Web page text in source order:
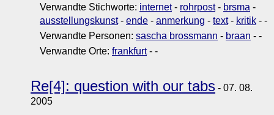
Verwandte Stichworte: internet- rohrpost- brsma -
ausstellungskunst- ende - anmerkung - text- kritik - -
Verwandte Personen: sascha brossmann - braan - -
Verwandte Orte: frankfurt- -
Re[4]: question with our tabs - 07. 08.
2005